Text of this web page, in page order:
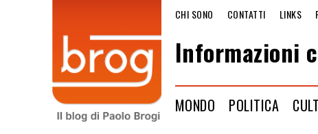
CHI SONO CONTATTI LINKS
Informazioni
MONDO POLITICA